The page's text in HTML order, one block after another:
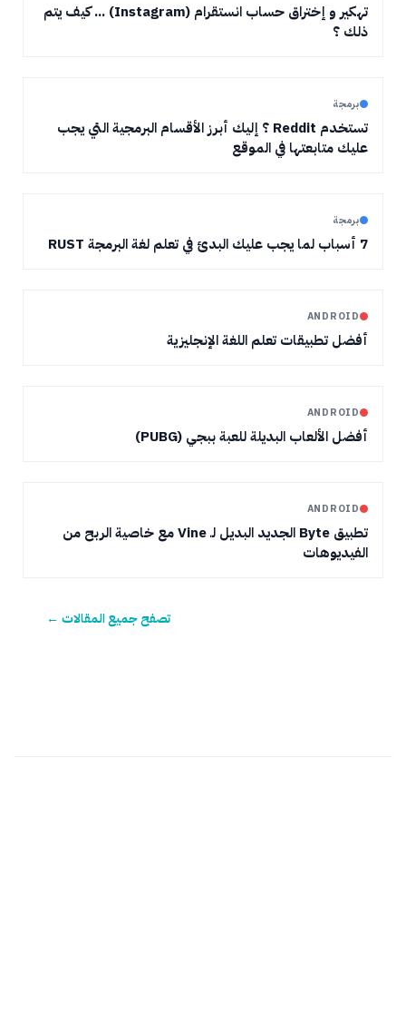
تهكير و إختراق حساب انستقرام (Instagram) ... كيف يتم
ذلك ؟
برمجة
تستخدم Reddit ؟ إليك أبرز الأقسام البرمجية التي يجب
عليك متابعتها في الموقع
برمجة
7 أسباب لما يجب عليك البدئ في تعلم لغة البرمجة RUST
ANDROID
أفضل تطبيقات تعلم اللغة الإنجليزية
ANDROID
أفضل الألعاب البديلة للعبة ببجي (PUBG)
ANDROID
تطبيق Byte الجديد البديل لـ Vine مع خاصية الربح من
الفيديوهات
تصفح جميع المقالات ←